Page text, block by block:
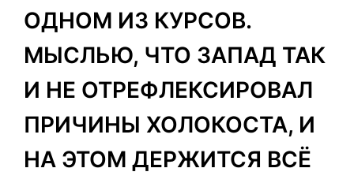
ОДНОМ ИЗ КУРСОВ.
МЫСЛЬЮ, ЧТО ЗАПАД ТАК
И НЕ ОТРЕФЛЕКСИРОВАЛ
ПРИЧИНЫ ХОЛОКОСТА, И
НА ЭТОМ ДЕРЖИТСЯ ВСЁ